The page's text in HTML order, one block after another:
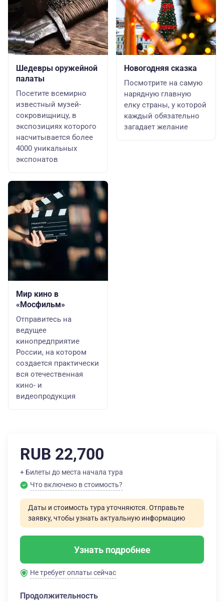
Шедевры оружейной
палаты
Посетите всемирно
известный музей-
сокровищницу, в
экспозициях которого
насчитывается более
4000 уникальных
экспонатов
Мир кино в
«Мосфильм»
Отправитесь на
ведущее
кинопредприятие
России, на котором
создается практически
вся отечественная
кино- и
видеопродукция
Новогодняя сказка
Посмотрите на самую
нарядную главную
елку страны, у которой
каждый обязательно
загадает желание
RUB 22,700
+ Билеты до места начала тура
Что включено в стоимость?
Даты и стоимость тура уточняются. Отправьте
заявку, чтобы узнать актуальную информацию
Узнать подробнее
Не требует оплаты сейчас
Продолжительность